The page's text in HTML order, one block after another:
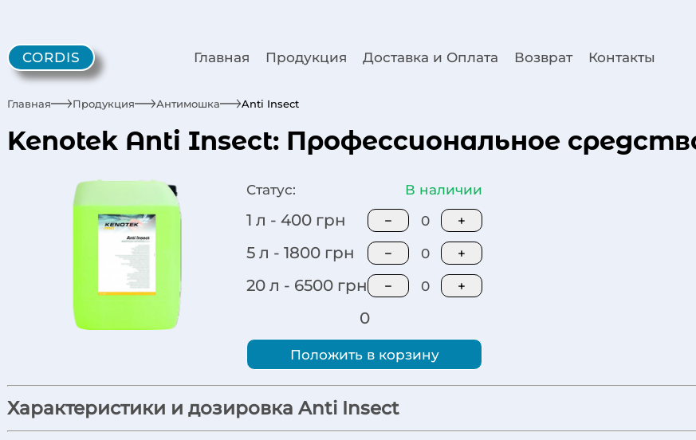
CORDIS Главная Продукция Доставка и Оплата Возврат Контакты
Главная Продукция Антимошка Anti Insect
Kenotek Anti Insect: Профессиональное
Статус: В наличии
1 л -400 грн − 0 +
5 л -1800 грн − 0 +
20 л - 6500 грн − 0 +
0
Положить в корзину
Характеристики и дозировка Anti Insect